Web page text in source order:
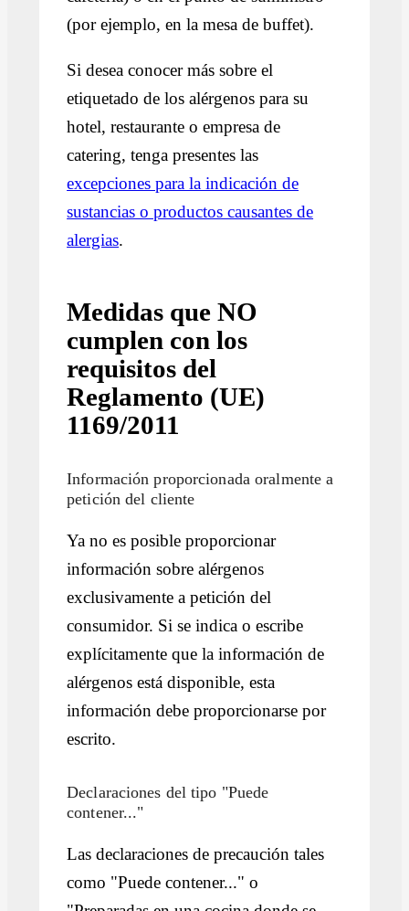
(por ejemplo, en la mesa de buffet).
Si desea conocer más sobre el
etiquetado de los alérgenos para su
hotel, restaurante o empresa de
catering, tenga presentes las
excepciones para la indicación de
sustancias o productos causantes de
alergias.
Medidas que NO
cumplen con los
requisitos del
Reglamento (UE)
1169/2011
Información proporcionada oralmente a
petición del cliente
Ya no es posible proporcionar
información sobre alérgenos
exclusivamente a petición del
consumidor. Si se indica o escribe
explícitamente que la información de
alérgenos está disponible, esta
información debe proporcionarse por
escrito.
Declaraciones del tipo "Puede
contener..."
Las declaraciones de precaución tales
como "Puede contener..." o